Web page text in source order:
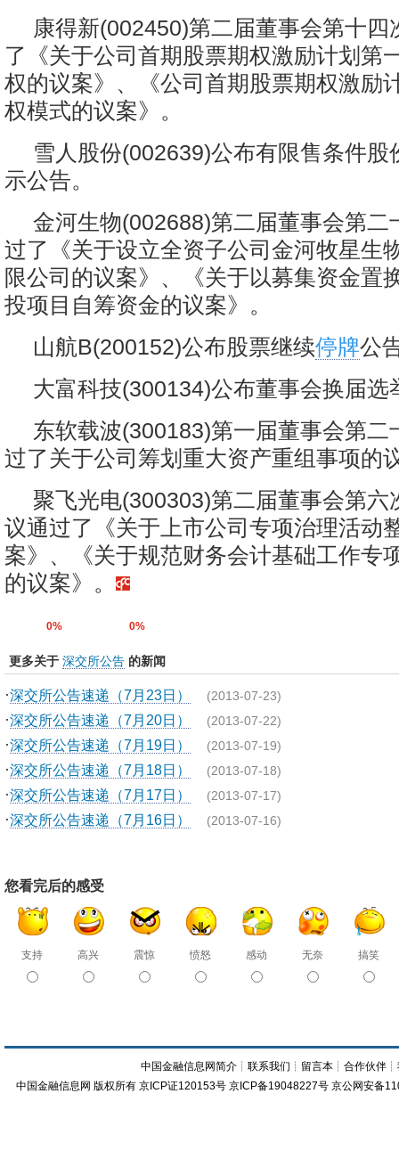
康得新(002450)第二届董事会第十四
了《关于公司首期股票期权激励计划第
权的议案》、《公司首期股票期权激励
权模式的议案》。
雪人股份(002639)公布有限售条件股
示公告。
金河生物(002688)第二届董事会第二
过了《关于设立全资子公司金河牧星生
限公司的议案》、《关于以募集资金置
投项目自筹资金的议案》。
山航B(200152)公布股票继续停牌公
大富科技(300134)公布董事会换届选
东软载波(300183)第一届董事会第二
过了关于公司筹划重大资产重组事项的
聚飞光电(300303)第二届董事会第六
议通过了《关于上市公司专项治理活动
案》、《关于规范财务会计基础工作专
的议案》。
0% 0%
更多关于 深交所公告 的新闻
·深交所公告速递（7月23日） (2013-07-23)
·深交所公告速递（7月20日） (2013-07-22)
·深交所公告速递（7月19日） (2013-07-19)
·深交所公告速递（7月18日） (2013-07-18)
·深交所公告速递（7月17日） (2013-07-17)
·深交所公告速递（7月16日） (2013-07-16)
您看完后的感受
支持 高兴 震惊 愤怒 感动 无奈 搞笑
中国金融信息网简介 ┊联系我们 ┊ 留言本 ┊合作伙伴 ┊
中国金融信息网 版权所有 京ICP证120153号 京ICP备19048227号 京公网安备